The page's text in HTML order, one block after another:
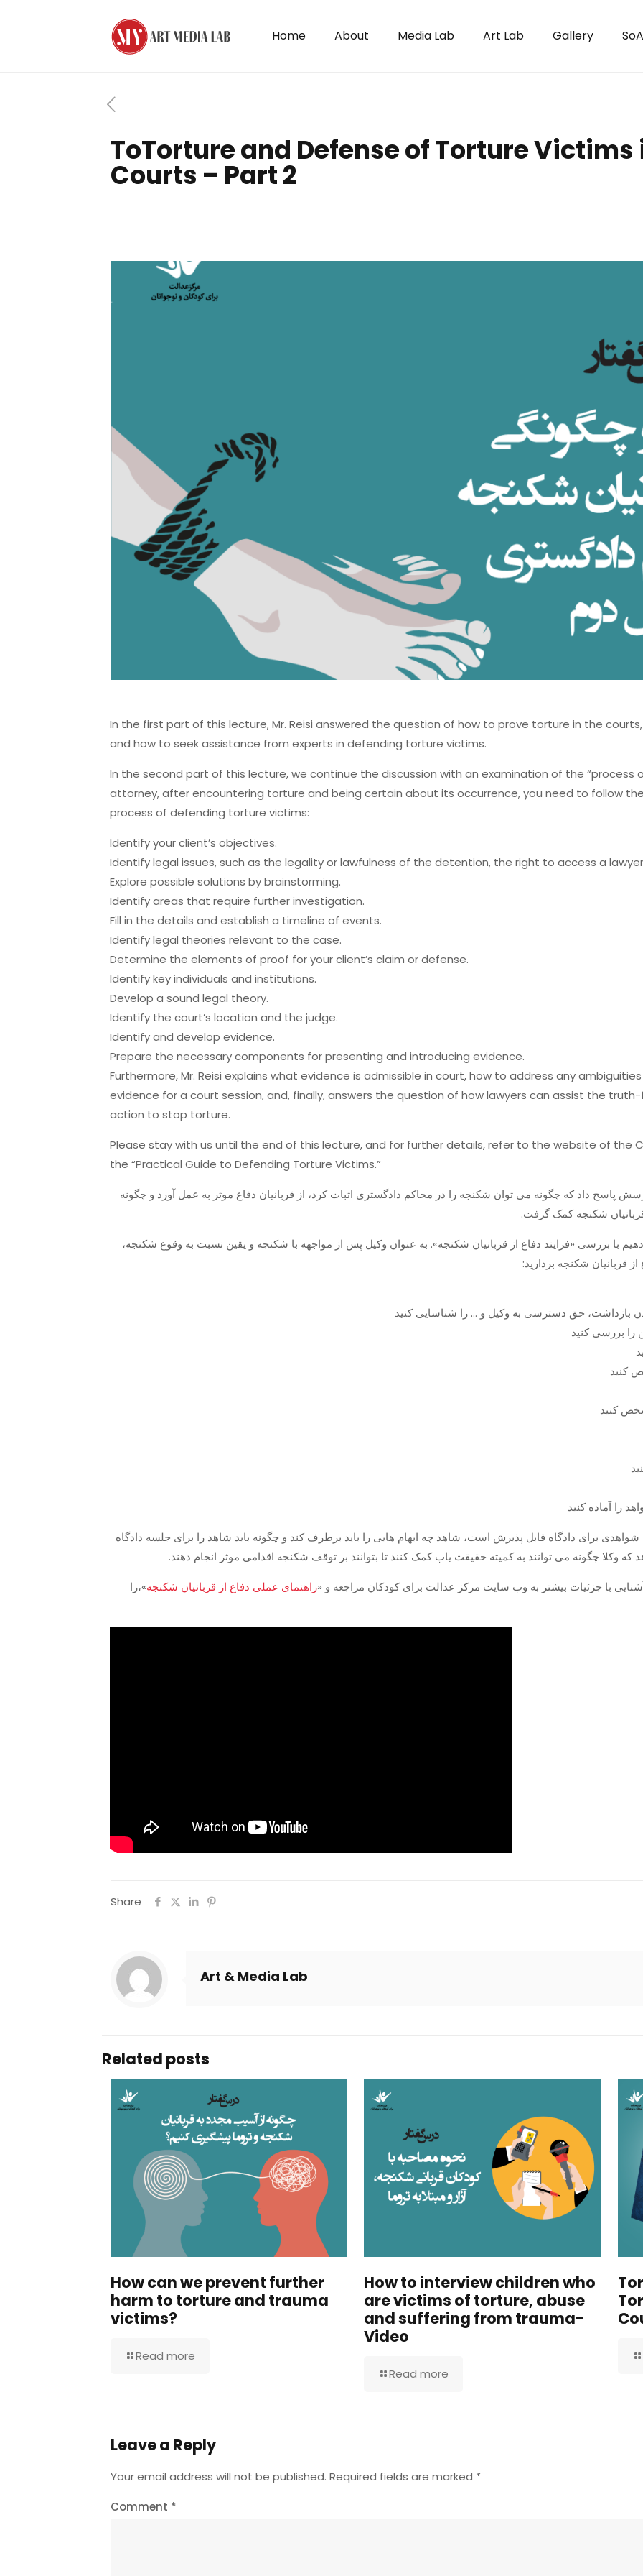
Home About Media Lab Art Lab Gallery
ToTorture and Defense of Torture
Courts – Part 2
In the first part of this lecture, Mr. Reisi answered the question of how to prove torture in the
and how to seek assistance from experts in defending torture victims.
In the second part of this lecture, we continue the discussion with an examination of the “process
attorney, after encountering torture and being certain about its occurrence, you need to follow
process of defending torture victims:
Identify your client’s objectives.
Identify legal issues, such as the legality or lawfulness of the detention, the right to access a
Explore possible solutions by brainstorming.
Identify areas that require further investigation.
Fill in the details and establish a timeline of events.
Identify legal theories relevant to the case.
Determine the elements of proof for your client’s claim or defense.
Identify key individuals and institutions.
Develop a sound legal theory.
Identify the court’s location and the judge.
Identify and develop evidence.
Prepare the necessary components for presenting and introducing evidence.
Furthermore, Mr. Reisi explains what evidence is admissible in court, how to address any
evidence for a court session, and, finally, answers the question of how lawyers can assist the
action to stop torture.
Please stay with us until the end of this lecture, and for further details, refer to the website of the
the “Practical Guide to Defending Torture Victims.”
پاسخ داد که چگونه می توان شکنجه را در محاکم دادگستری اثبات کرد، از قربانیان دفاع موثر به عمل آورد و چگونه
شکنجه کمک گرفت.
با بررسی «فرایند دفاع از قربانیان شکنجه». به عنوان وکیل پس از مواجهه با شکنجه و یقین نسبت به وقوع شکنجه،
برای دادگاه قابل پذیرش است، شاهد چه ابهام هایی را باید برطرف کند و چگونه باید شاهد را برای جلسه دادگاه
وکلا چگونه می توانند به کمیته حقیقت یاب کمک کنند تا بتوانند بر توقف شکنجه اقدامی موثر انجام دهند.
با جزئیات بیشتر به وب سایت مرکز عدالت برای کودکان مراجعه و «راهنمای عملی دفاع از قربانیان شکنجه»،را
Share
Art & Media Lab
Related posts
How can we prevent further
harm to torture and trauma
victims?
Read more
How to interview children who
are victims of torture, abuse
and suffering from trauma-
Video
Read more
Leave a Reply
Your email address will not be published. Required fields are marked *
Comment *